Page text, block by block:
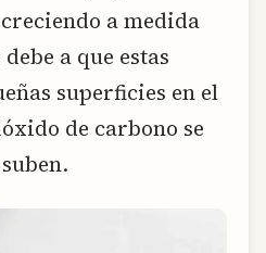
a medida
a que estas
superficies en el
de carbono se